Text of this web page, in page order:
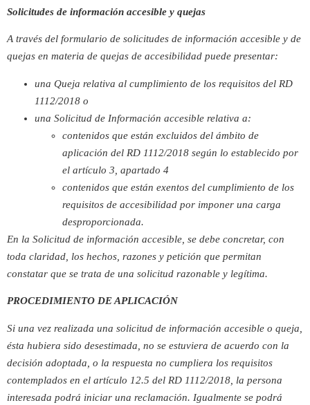
Solicitudes de información accesible y quejas
A través del formulario de solicitudes de información accesible y de
quejas en materia de quejas de accesibilidad puede presentar:
una Queja relativa al cumplimiento de los requisitos del RD
1112/2018 o
una Solicitud de Información accesible relativa a:
contenidos que están excluidos del ámbito de
aplicación del RD 1112/2018 según lo establecido por
el artículo 3, apartado 4
contenidos que están exentos del cumplimiento de los
requisitos de accesibilidad por imponer una carga
desproporcionada.
En la Solicitud de información accesible, se debe concretar, con
toda claridad, los hechos, razones y petición que permitan
constatar que se trata de una solicitud razonable y legítima.
PROCEDIMIENTO DE APLICACIÓN
Si una vez realizada una solicitud de información accesible o queja,
ésta hubiera sido desestimada, no se estuviera de acuerdo con la
decisión adoptada, o la respuesta no cumpliera los requisitos
contemplados en el artículo 12.5 del RD 1112/2018, la persona
interesada podrá iniciar una reclamación. Igualmente se podrá